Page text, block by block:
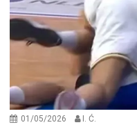
01/05/2026 I. Ć.